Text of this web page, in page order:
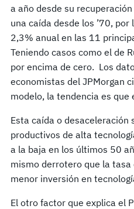
a año desde su
una caída desde los ’70,
2,3% anual en las 11
Teniendo casos como el de
por encima de cero. Los
economistas del JPMorgan
modelo, la tendencia es
Esta caída o
productivos de alta
a la baja en los últimos 50
mismo derrotero que la tasa
menor inversión en
El otro factor que explica el